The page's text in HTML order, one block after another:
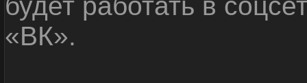
будет работать в
«ВК».